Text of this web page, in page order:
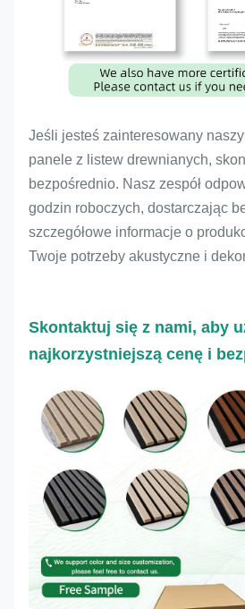
Jeśli jesteś zainteresowany
panele z listew drewnianych,
bezpośrednio. Nasz zespół
godzin roboczych, dostarczając
szczegółowe informacje o
Twoje potrzeby akustyczne i
Skontaktuj się z nami, aby
najkorzystniejszą cenę i